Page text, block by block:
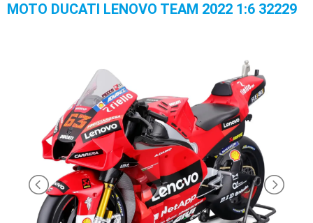
INFANZIA
PUZZLE
SYLVANIAN
MOTO DUCATI LENOVO TEAM 2022 1:6 32229